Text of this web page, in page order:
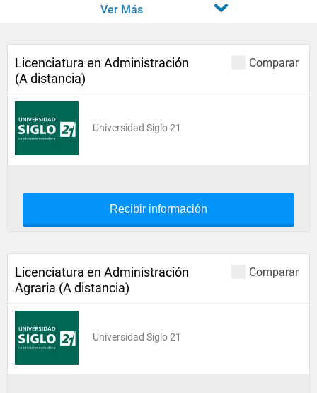
Ver Más
Comparar
Licenciatura en Administración
(A distancia)
Universidad Siglo 21
Recibir información
Comparar
Licenciatura en Administración
Agraria (A distancia)
Universidad Siglo 21